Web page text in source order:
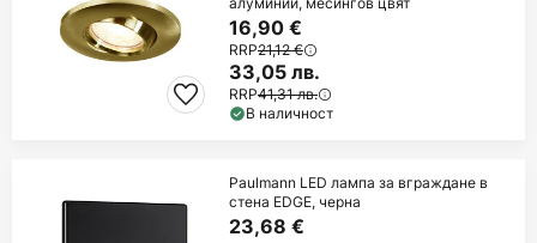
16,90 €
RRP21,12 €
33,05 лв.
RRP41,31 лв.
В наличност
Paulmann LED лампа за вграждане в
стена EDGE, черна
23,68 €